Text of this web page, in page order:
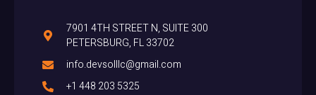
7901 4TH STREET N, SUITE 300
PETERSBURG, FL 33702
info.devsolllc@gmail.com
+1 448 203 5325